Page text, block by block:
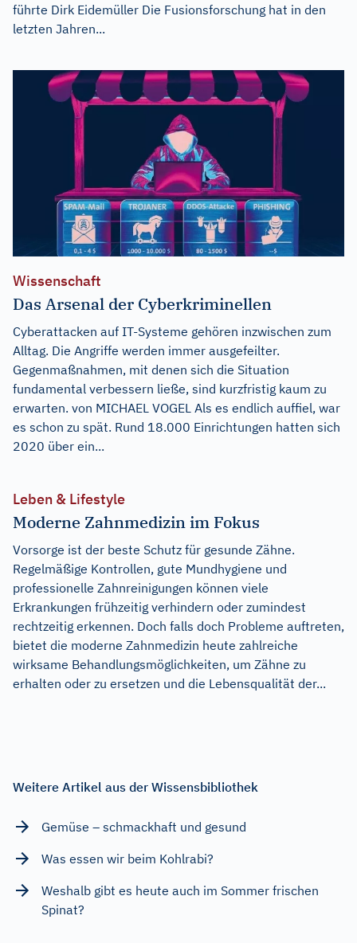
führte Dirk Eidemüller Die Fusionsforschung hat in den
letzten Jahren...
Wissenschaft
Das Arsenal der Cyberkriminellen
Cyberattacken auf IT-Systeme gehören inzwischen zum
Alltag. Die Angriffe werden immer ausgefeilter.
Gegenmaßnahmen, mit denen sich die Situation
fundamental verbessern ließe, sind kurzfristig kaum zu
erwarten. von MICHAEL VOGEL Als es endlich auffiel, war
es schon zu spät. Rund 18.000 Einrichtungen hatten sich
2020 über ein...
Leben & Lifestyle
Moderne Zahnmedizin im Fokus
Vorsorge ist der beste Schutz für gesunde Zähne.
Regelmäßige Kontrollen, gute Mundhygiene und
professionelle Zahnreinigungen können viele
Erkrankungen frühzeitig verhindern oder zumindest
rechtzeitig erkennen. Doch falls doch Probleme auftreten,
bietet die moderne Zahnmedizin heute zahlreiche
wirksame Behandlungsmöglichkeiten, um Zähne zu
erhalten oder zu ersetzen und die Lebensqualität der...
Weitere Artikel aus der Wissensbibliothek
Gemüse – schmackhaft und gesund
Was essen wir beim Kohlrabi?
Weshalb gibt es heute auch im Sommer frischen
Spinat?